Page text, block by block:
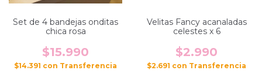
Set de 4 bandejas onditas
chica rosa
$15.990
$14.391 con
Velitas Fancy acanaladas
celestes x 6
$2.990
$2.691 con